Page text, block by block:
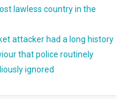
lawless country in the
attacker had a long history
that police routinely
ignored